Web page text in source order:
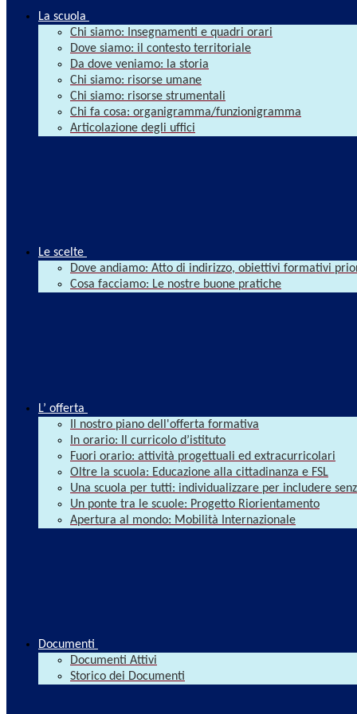
La scuola
Chi siamo: Insegnamenti e quadri orari
Dove siamo: il contesto territoriale
Da dove veniamo: la storia
Chi siamo: risorse umane
Chi siamo: risorse strumentali
Chi fa cosa: organigramma/funzionigramma
Articolazione degli uffici
Le scelte
Dove andiamo: Atto di indirizzo, obiettivi formativi
Cosa facciamo: Le nostre buone pratiche
L’ offerta
Il nostro piano dell'offerta formativa
In orario: Il curricolo d’istituto
Fuori orario: attività progettuali ed extracurricolari
Oltre la scuola: Educazione alla cittadinanza e FSL
Una scuola per tutti: individualizzare per includere
Un ponte tra le scuole: Progetto Riorientamento
Apertura al mondo: Mobilità Internazionale
Documenti
Documenti Attivi
Storico dei Documenti